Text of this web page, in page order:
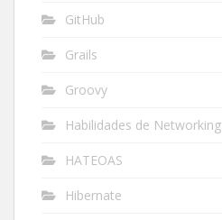
GitHub
Grails
Groovy
Habilidades de Networking
HATEOAS
Hibernate